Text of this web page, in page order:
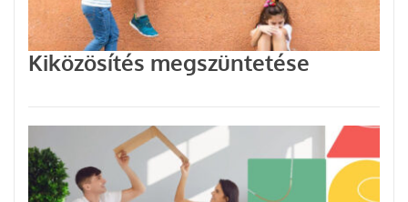
Kiközösítés megszüntetése